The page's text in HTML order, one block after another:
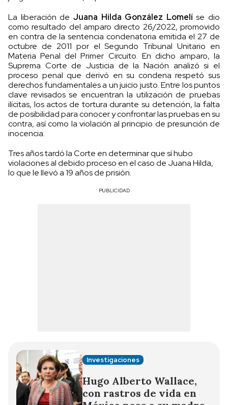
La liberación de Juana Hilda González Lomelíse dio
como resultado del amparo directo 26/2022, promovido
en contra de la sentencia condenatoria emitida el 27 de
octubre de 2011 por el Segundo Tribunal Unitario en
Materia Penal del Primer Circuito. En dicho amparo, la
Suprema Corte de Justicia de la Nación analizó si el
proceso penal que derivó en su condena respetó sus
derechos fundamentales a un juicio justo. Entre los puntos
clave revisados se encuentran la utilización de pruebas
ilícitas, los actos de tortura durante su detención, la falta
de posibilidad para conocer y confrontar las pruebas en su
contra, así como la violación al principio de presunción de
inocencia.
Tres años tardó la Corte en determinar que sí hubo
violaciones al debido proceso en el caso de Juana Hilda,
lo que le llevó a 19 años de prisión.
PUBLICIDAD
Investigaciones
Hugo Alberto Wallace,
con rastros de vida en